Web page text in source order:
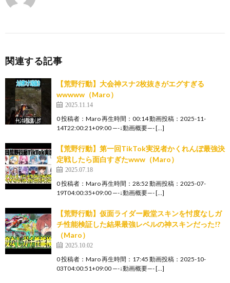
関連する記事
【荒野行動】大会神スナ2枚抜きがエグすぎる
wwwww（Maro）
2025.11.14
0 投稿者：Maro 再生時間：00:14 動画投稿：2025-11-
14T22:00:21+09:00 —-↓動画概要—- […]
【荒野行動】第一回TikTok実況者かくれんぼ最強決
定戦したら面白すぎたwww（Maro）
2025.07.18
0 投稿者：Maro 再生時間：28:52 動画投稿：2025-07-
19T04:00:35+09:00 —-↓動画概要—- […]
【荒野行動】仮面ライダー殿堂スキンを忖度なしガ
チ性能検証した結果最強レベルの神スキンだった!?
（Maro）
2025.10.02
0 投稿者：Maro 再生時間：17:45 動画投稿：2025-10-
03T04:00:51+09:00 —-↓動画概要—- […]